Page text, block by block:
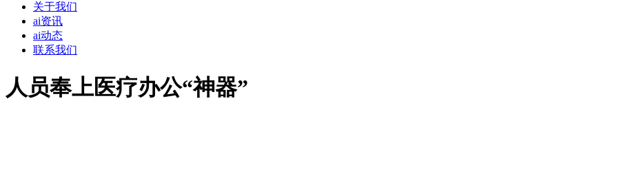
关于我们
ai资讯
ai动态
联系我们
人员奉上医疗办公“神器”